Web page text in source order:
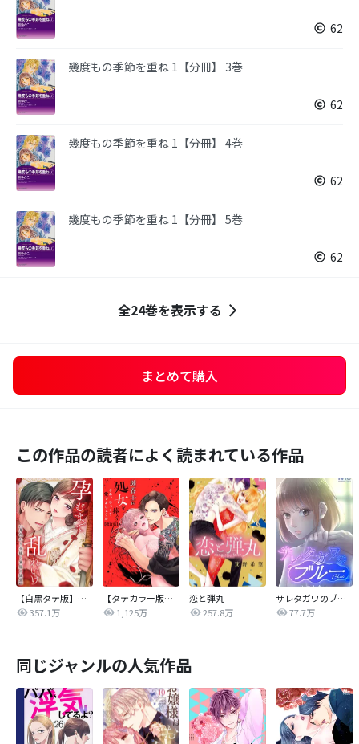
62
幾度もの季節を重ね 1【分冊】 3巻
62
幾度もの季節を重ね 1【分冊】 4巻
62
幾度もの季節を重ね 1【分冊】 5巻
62
全24巻を表示する
まとめて購入
この作品の読者によく読まれている作品
【白黒タテ版】孕むまで乱れいけ～身代わり花嫁と軍服の猛愛
357.1万
【タテカラー版】漣蒼士に処女を捧ぐ～さあ、じっくり愛でましょうか
1,125万
恋と弾丸
257.8万
サレタガワのブルー【タテヨミ】
77.7万
同じジャンルの人気作品